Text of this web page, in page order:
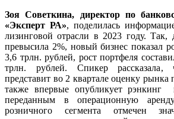
Зоя Советкина, директор по
«Эксперт РА», поделилась
лизинговой отрасли в 2023 году.
превысила 2%, новый бизнес показал
3,6 трлн. рублей, рост портфеля
трлн. рублей. Спикер
представит во 2 квартале оценку
также впервые опубликует
переданным в операционную
розничного сегмента отмечен